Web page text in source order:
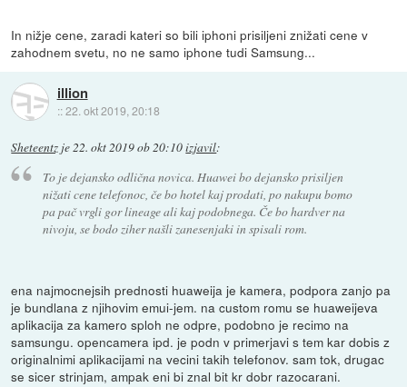
In nižje cene, zaradi kateri so bili iphoni prisiljeni znižati cene v
zahodnem svetu, no ne samo iphone tudi Samsung...
illion
::22. okt 2019, 20:18
Sheteentz je22. okt 2019 ob 20:10izjavil:
To je dejansko odlična novica. Huawei bo dejansko prisiljen
nižati cene telefonoc, če bo hotel kaj prodati, po nakupu bomo
pa pač vrgli gor lineage ali kaj podobnega. Če bo hardver na
nivoju, se bodo ziher našli zanesenjaki in spisali rom.
ena najmocnejsih prednosti huaweija je kamera, podpora zanjo pa
je bundlana z njihovim emui-jem. na custom romu se huaweijeva
aplikacija za kamero sploh ne odpre, podobno je recimo na
samsungu. opencamera ipd. je podn v primerjavi s tem kar dobis z
originalnimi aplikacijami na vecini takih telefonov. sam tok, drugac
se sicer strinjam, ampak eni bi znal bit kr dobr razocarani.